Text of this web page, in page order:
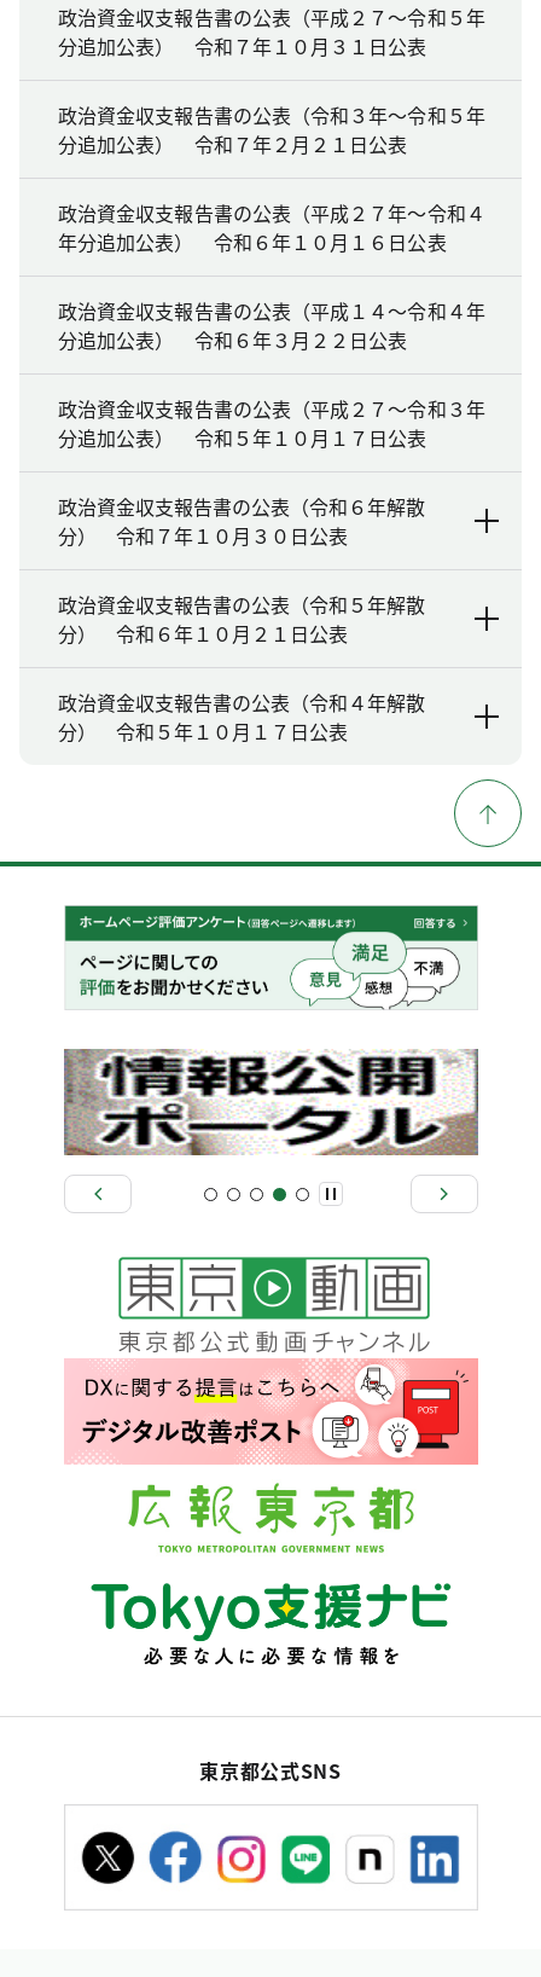
政治資金収支報告書の公表（平成２７～令和５年
分追加公表） 令和７年１０月３１日公表
政治資金収支報告書の公表（令和３年～令和５年
分追加公表） 令和７年２月２１日公表
政治資金収支報告書の公表（平成２７年～令和４
年分追加公表） 令和６年１０月１６日公表
政治資金収支報告書の公表（平成１４～令和４年
分追加公表） 令和６年３月２２日公表
政治資金収支報告書の公表（平成２７～令和３年
分追加公表） 令和５年１０月１７日公表
政治資金収支報告書の公表（令和６年解散
分） 令和７年１０月３０日公表
政治資金収支報告書の公表（令和５年解散
分） 令和６年１０月２１日公表
政治資金収支報告書の公表（令和４年解散
分） 令和５年１０月１７日公表
東京都公式SNS